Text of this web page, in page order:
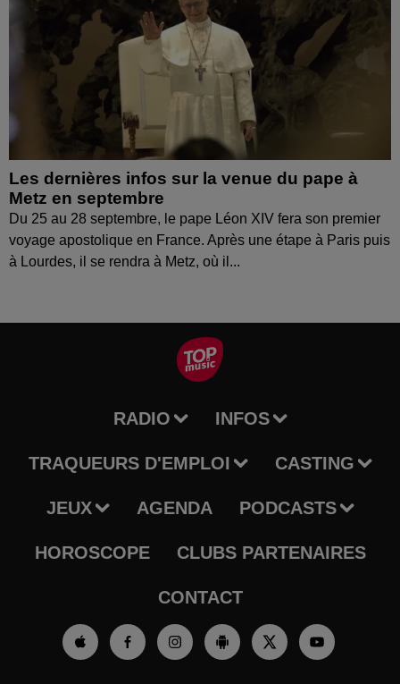
Les dernières infos sur la venue du pape à
Metz en septembre
Du 25 au 28 septembre, le pape Léon XIV fera son premier
voyage apostolique en France. Après une étape à Paris puis
à Lourdes, il se rendra à Metz, où il...
RADIO INFOS
TRAQUEURS D'EMPLOI CASTING
JEUX AGENDA PODCASTS
HOROSCOPE CLUBS PARTENAIRES
CONTACT